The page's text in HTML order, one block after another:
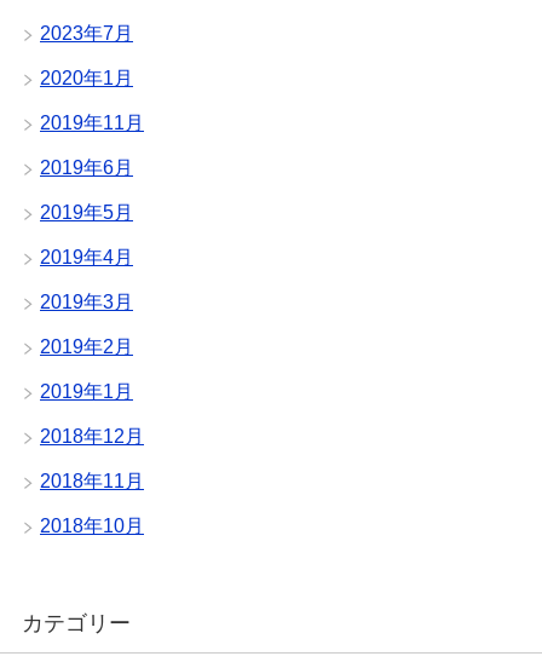
2023年7月
2020年1月
2019年11月
2019年6月
2019年5月
2019年4月
2019年3月
2019年2月
2019年1月
2018年12月
2018年11月
2018年10月
カテゴリー